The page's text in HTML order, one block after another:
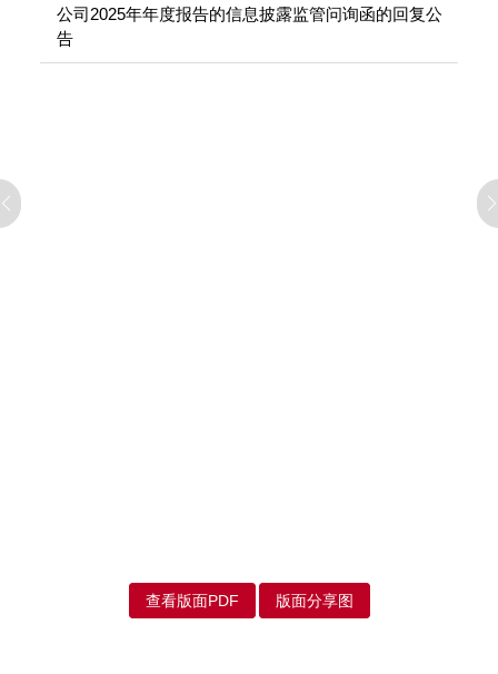
公司2025年年度报告的信息披露监管问询函的回复公
告
查看版面PDF 版面分享图